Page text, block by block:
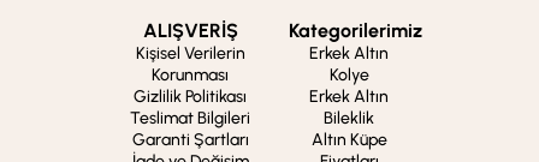
ALIŞVERİŞ
Kişisel Verilerin
Korunması
Gizlilik Politikası
Teslimat Bilgileri
Garanti Şartları
Kategorilerimiz
Erkek Altın
Kolye
Erkek Altın
Bileklik
Altın Küpe